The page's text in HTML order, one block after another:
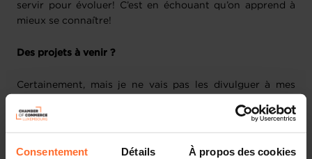
Consentement Détails À propos des cookies
servir pour évoluer! C’est en échouant qu’on apprend à
mieux se connaître!
Des projets à venir ?
Certainement, mais je ne vais pas les divulguer à mes
déménagement a été un projet de grande envergure pour
la société et nous a occupés une bonne partie de l’année
dernière, jusqu’en mars de cette année. Au niveau